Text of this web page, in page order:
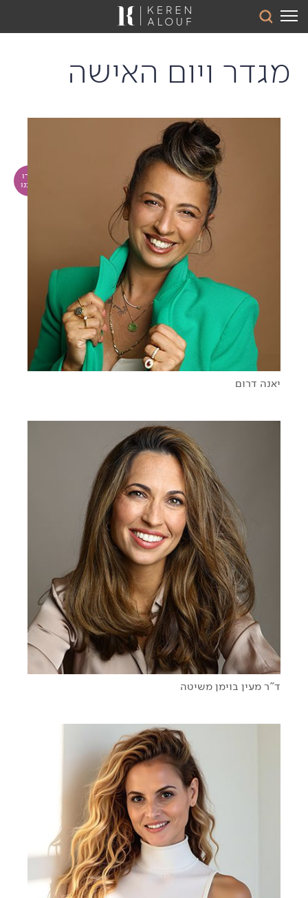
דברו
איתנו
מגדר ויום האישה
איך לגדל שמחת חיים?
יאנה דרום
הפרקטיקה של האושר
כשהמציאות עולה על כל דמיון
זוגיות – איך עושים את זה נכון?
המנוע – הנעה ומוטיבציה בעולם שמחפש משמעות
ד"ר מעין בוימן משיטה